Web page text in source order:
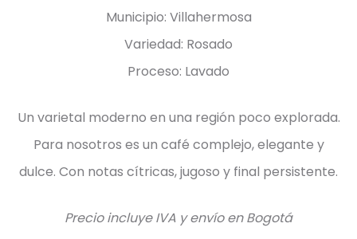
Municipio: Villahermosa
Variedad: Rosado
Proceso: Lavado
Un varietal moderno en una región poco explorada.
Para nosotros es un café complejo, elegante y
dulce. Con notas cítricas, jugoso y final persistente.
Precio incluye IVA y envío en Bogotá